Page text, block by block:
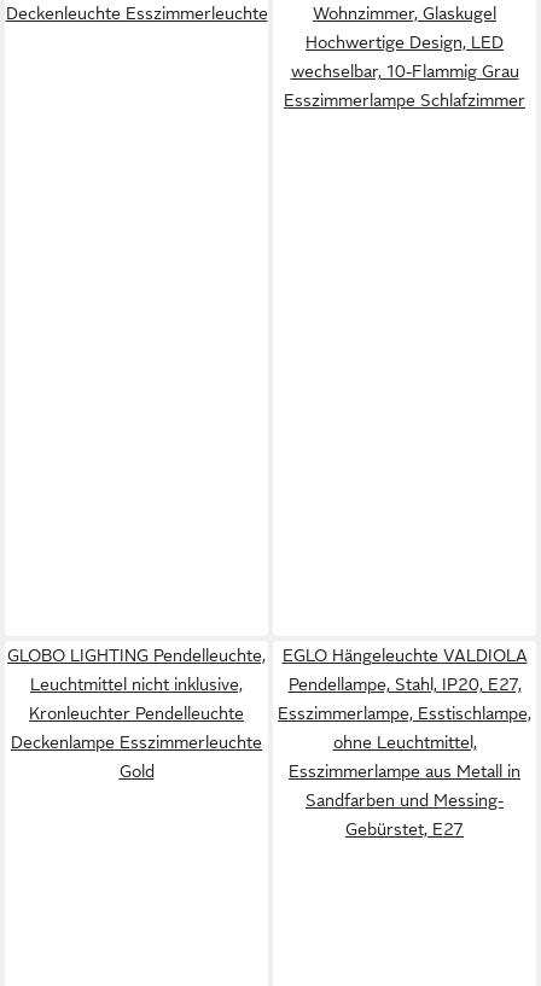
Deckenleuchte Esszimmerleuchte
Wohnzimmer, Glaskugel
Hochwertige Design, LED
wechselbar, 10-Flammig Grau
Esszimmerlampe Schlafzimmer
GLOBO LIGHTING Pendelleuchte,
Leuchtmittel nicht inklusive,
Kronleuchter Pendelleuchte
Deckenlampe Esszimmerleuchte
Gold
EGLO Hängeleuchte VALDIOLA
Pendellampe, Stahl, IP20, E27,
Esszimmerlampe, Esstischlampe,
ohne Leuchtmittel,
Esszimmerlampe aus Metall in
Sandfarben und Messing-
Gebürstet, E27